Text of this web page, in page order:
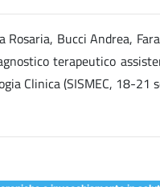
Rosaria, Bucci Andrea,
terapeutico
Clinica (SISMEC, 18-21